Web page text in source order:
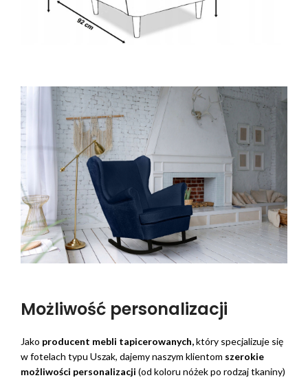
Możliwość personalizacji
Jako producent mebli tapicerowanych,który specjalizuje się
w fotelach typu Uszak, dajemy naszym klientom szerokie
możliwości personalizacji (od koloru nóżek po rodzaj tkaniny)